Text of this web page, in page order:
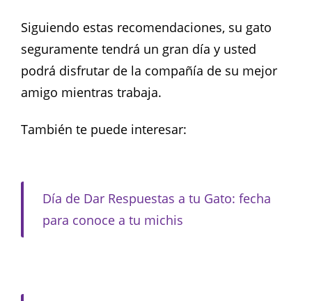
Siguiendo estas recomendaciones, su gato
seguramente tendrá un gran día y usted
podrá disfrutar de la compañía de su mejor
amigo mientras trabaja.
También te puede interesar:
Día de Dar Respuestas a tu Gato: fecha
para conoce a tu michis